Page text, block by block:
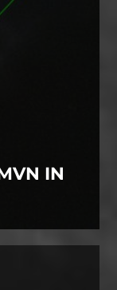
IN